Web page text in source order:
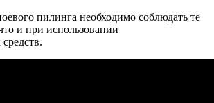
пилинга необходимо соблюдать те
и при использовании